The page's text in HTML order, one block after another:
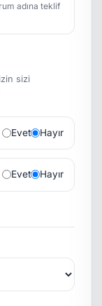
adına teklif
sizi
Evet Hayır
Evet Hayır